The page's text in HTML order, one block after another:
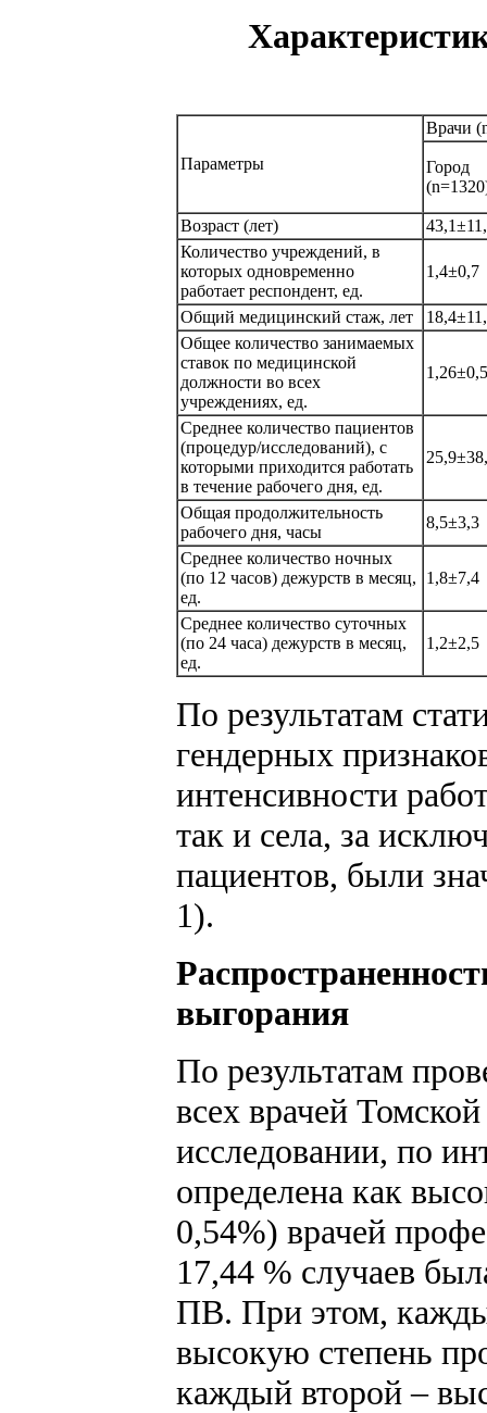
Параметры
Врачи
Город
Возраст (лет)
Количество учреждений, в
которых одновременно
работает респондент, ед.
1,4±0,7
Общий медицинский стаж, лет
Общее количество занимаемых
ставок по медицинской
должности во всех
учреждениях, ед.
Среднее количество пациентов
(процедур/исследований), с
которыми приходится работать
в течение рабочего дня, ед.
Общая продолжительность
рабочего дня, часы
8,5±3,3
Среднее количество ночных
(по 12 часов) дежурств в месяц,
ед.
1,8±7,4
Среднее количество суточных
(по 24 часа) дежурств в месяц,
ед.
1,2±2,5
По результатам
гендерных
интенсивности
так и села, за
пациентов, были
1).
выгорания
По результатам
всех врачей
исследовании, по
определена как
0,54%) врачей
17,44 % случаев
ПВ. При этом,
высокую степень
каждый второй –